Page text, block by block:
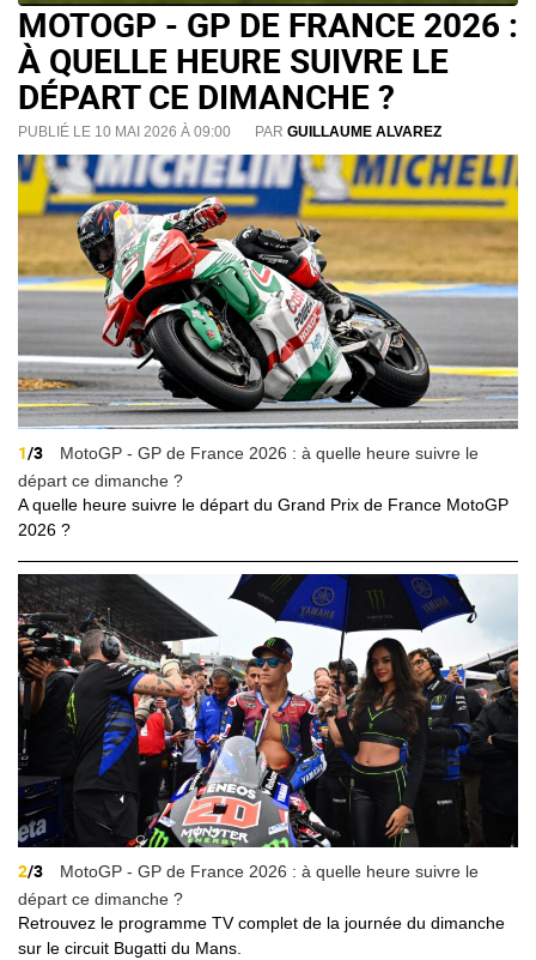
MOTOGP - GP DE FRANCE 2026 :
À QUELLE HEURE SUIVRE LE
DÉPART CE DIMANCHE ?
PUBLIÉ LE 10 MAI 2026 À 09:00 PAR GUILLAUME ALVAREZ
1/3
MotoGP - GP de France 2026 : à quelle heure suivre le
départ ce dimanche ?
A quelle heure suivre le départ du Grand Prix de France MotoGP
2026 ?
2/3
MotoGP - GP de France 2026 : à quelle heure suivre le
départ ce dimanche ?
Retrouvez le programme TV complet de la journée du dimanche
sur le circuit Bugatti du Mans.